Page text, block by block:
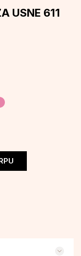
USNE 611